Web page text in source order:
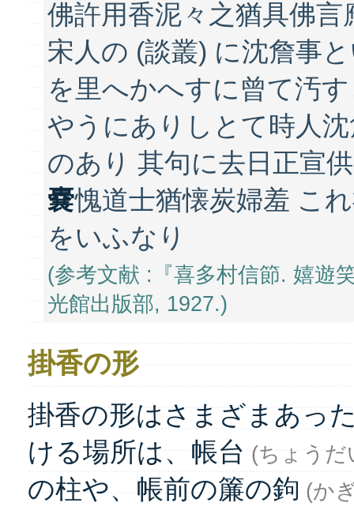
佛許用香泥々之猶具佛言
宋人の (談叢) に沈詹事
を里へかへすに曾て汚
やうにありしとて時人
のあり 其句に去日正宣
嚢愧道士猶懐炭婦羞 こ
をいふなり
(参考文献 :『喜多村信節. 嬉遊
光館出版部, 1927.)
掛香の形
掛香の形はさまざまあっ
ける場所は、帳台 (ちょうだ
の柱や、帳前の簾の鉤 (か